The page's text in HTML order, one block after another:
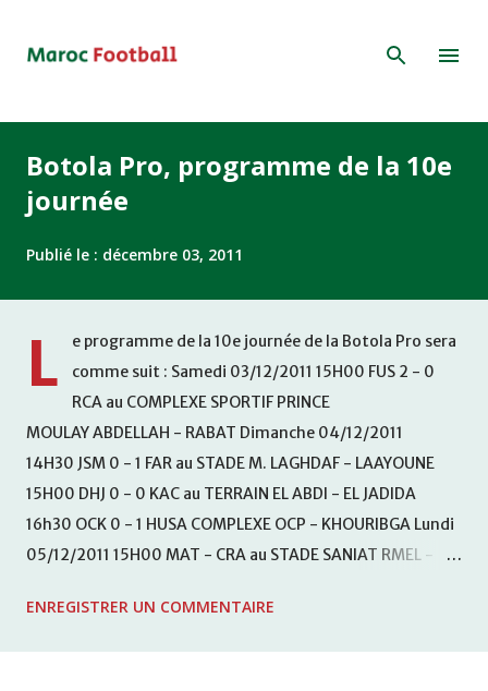
Botola Pro, programme de la 10e
journée
Publié le : décembre 03, 2011
L
e programme de la 10e journée de la Botola Pro sera
comme suit : Samedi 03/12/2011 15H00 FUS 2 - 0
RCA au COMPLEXE SPORTIF PRINCE
MOULAY ABDELLAH - RABAT Dimanche 04/12/2011
14H30 JSM 0 - 1 FAR au STADE M. LAGHDAF - LAAYOUNE
15H00 DHJ 0 - 0 KAC au TERRAIN EL ABDI - EL JADIDA
16h30 OCK 0 - 1 HUSA COMPLEXE OCP - KHOURIBGA Lundi
05/12/2011 15H00 MAT - CRA au STADE SANIAT RMEL -
KHEMISET Mardi 06/12/2011 15H00 WAF - OCS au
ENREGISTRER UN COMMENTAIRE